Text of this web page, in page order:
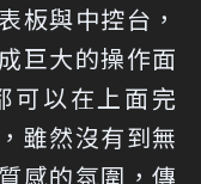
板與中控台，
巨大的操作面
可以在上面完
雖然沒有到無
感的氛圍，傳